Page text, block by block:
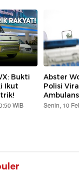
Bukti
Ikut
WIB
Abster
Polisi
Ambulans
Senin, 10